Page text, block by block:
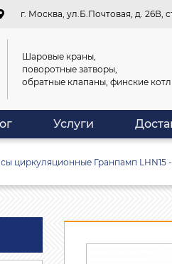
г. Москва, ул.Б.Почтовая, д. 26В,
Шаровые краны,
поворотные затворы,
обратные клапаны, финские
Услуги
циркуляционные Гранпамп LHN15 -